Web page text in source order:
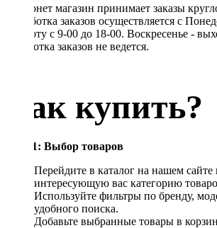
Интернет магазин принимает заказы
Обработка заказов осуществляется с
Субботу с 9-00 до 18-00. Воскресенье -
обработка заказов не ведется.
Как купить?
Шаг 1: Выбор товаров
Перейдите в каталог на нашем сайте
интересующую вас категорию
Используйте фильтры по бренду,
удобного поиска.
Добавьте выбранные товары в